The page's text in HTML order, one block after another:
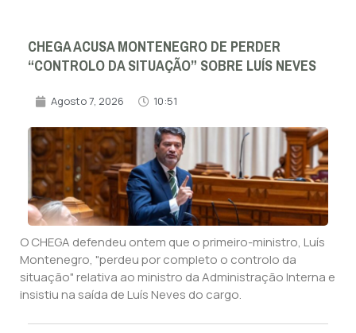
CHEGA ACUSA MONTENEGRO DE PERDER
“CONTROLO DA SITUAÇÃO” SOBRE LUÍS NEVES
Agosto 7, 2026 10:51
O CHEGA defendeu ontem que o primeiro-ministro, Luís
Montenegro, "perdeu por completo o controlo da
situação" relativa ao ministro da Administração Interna e
insistiu na saída de Luís Neves do cargo.